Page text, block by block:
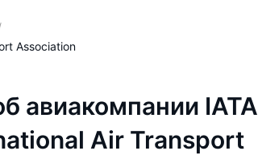
Association
авиакомпании IATA
Air Transport